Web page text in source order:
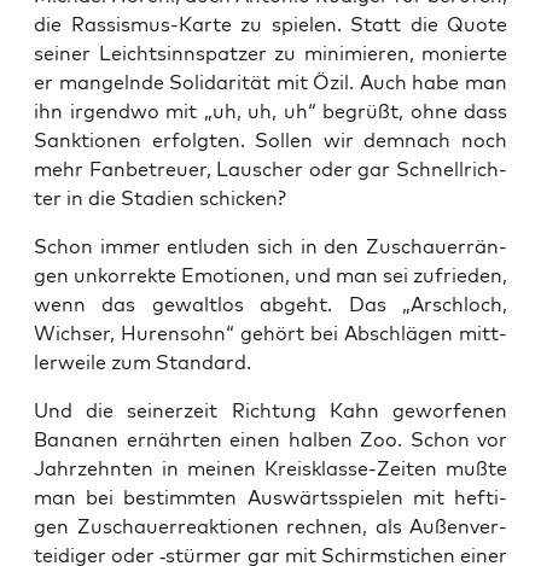
die Ras­sis­mus-Kar­te zu spie­len. Statt die Quo­te
sei­ner Leicht­sinn­s­pat­zer zu mini­mie­ren, monier­te
er man­geln­de Soli­da­ri­tät mit Özil. Auch habe man
ihn irgend­wo mit „uh, uh, uh“ begrüßt, ohne dass
Sank­tio­nen erfolg­ten. Sol­len wir dem­nach noch
mehr Fan­be­treu­er, Lau­scher oder gar Schnell­rich­
ter in die Sta­di­en schicken?
Schon immer ent­lu­den sich in den Zuschau­er­rän­
gen unkor­rek­te Emo­tio­nen, und man sei zufrie­den,
wenn das gewalt­los abgeht. Das „Arsch­loch,
Wich­ser, Huren­sohn“ gehört bei Abschlä­gen mitt­
ler­wei­le zum Standard.
Und die sei­ner­zeit Rich­tung Kahn gewor­fe­nen
Bana­nen ernähr­ten einen hal­ben Zoo. Schon vor
Jahr­zehn­ten in mei­nen Kreis­klas­se-Zei­ten muß­te
man bei bestimm­ten Aus­wärts­spie­len mit hef­ti­
gen Zuschau­er­re­ak­tio­nen rech­nen, als Außen­ver­
tei­di­ger oder ‑stür­mer gar mit Schirm­sti­chen einer